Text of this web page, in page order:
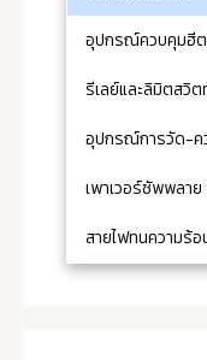
อุปกรณ์ควบคุมฮี
รีเลย์และลิมิตสวิ
อุปกรณ์การวัด-ค
เพาเวอร์ซัพพลา
สายไฟทนความร้